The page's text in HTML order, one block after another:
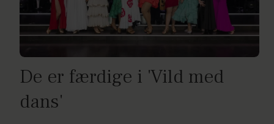
De er færdige i 'Vild med
dans'